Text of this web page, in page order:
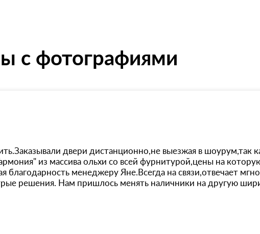
с фотографиями
двери дистанционно,не выезжая в шоурум,так
из массива ольхи со всей фурнитурой,цены на
менеджеру Яне.Всегда на связи,отвечает
решения. Нам пришлось менять наличники на другую
были решены с максимальным удобством для нас.Так
через курьерскую доставку.И ещё немаловажный
программа) , мы ожидали привоза не ранее,чем через
за сотрудничество и желаю компании Двери " Ока"